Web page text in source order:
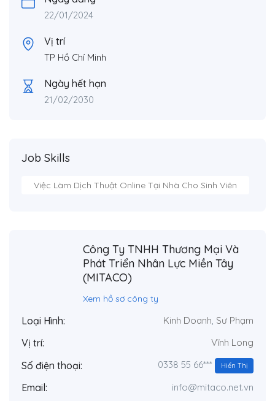
22/01/2024
Vị trí
TP Hồ Chí Minh
Ngày hết hạn
21/02/2030
Job Skills
Việc Làm Dịch Thuật Online Tại Nhà Cho Sinh Viên
Công Ty TNHH Thương Mại Và
Phát Triển Nhân Lực Miền Tây
(MITACO)
Xem hồ sơ công ty
Loại Hình: Kinh Doanh, Sư Phạm
Vị trí: Vĩnh Long
Số điện thoại: 0338 55 66*** Hiển Thị
Email: info@mitaco.net.vn